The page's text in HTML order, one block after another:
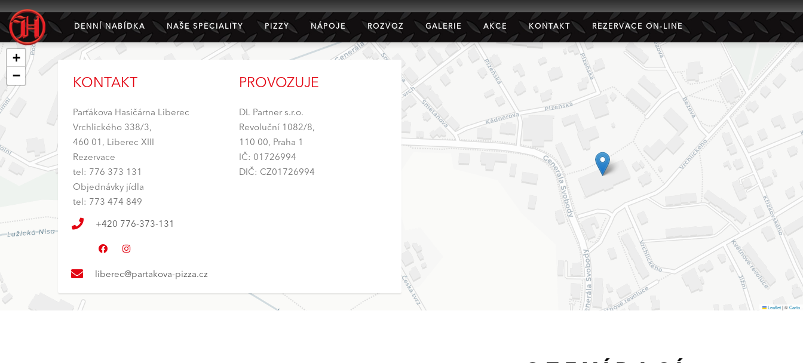
DENNÍ NABÍDKA NAŠE SPECIALITY PIZZY NÁPOJE ROZVOZ GALERIE AKCE KONTAKT REZERVACE ON-LINE
+
−
Leaflet|©Carto
KONTAKT
Parťákova Hasičárna Liberec
Vrchlického 338/3,
460 01, Liberec XIII
Rezervace
tel: 776 373 131
Objednávky jídla
tel: 773 474 849
+420 776-373-131
PROVOZUJE
DL Partner s.r.o.
Revoluční 1082/8,
110 00, Praha 1
IČ: 01726994
DIČ: CZ01726994
liberec@partakova-pizza.cz